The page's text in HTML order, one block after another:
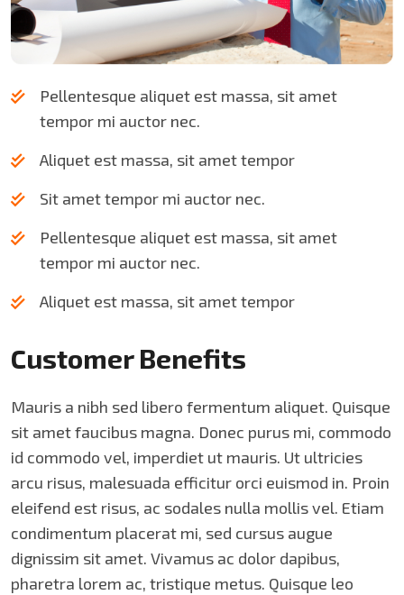
Pellentesque aliquet est massa, sit amet
tempor mi auctor nec.
Aliquet est massa, sit amet tempor
Sit amet tempor mi auctor nec.
Pellentesque aliquet est massa, sit amet
tempor mi auctor nec.
Aliquet est massa, sit amet tempor
Customer Benefits​
Mauris a nibh sed libero fermentum aliquet. Quisque
sit amet faucibus magna. Donec purus mi, commodo
id commodo vel, imperdiet ut mauris. Ut ultricies
arcu risus, malesuada efficitur orci euismod in. Proin
eleifend est risus, ac sodales nulla mollis vel. Etiam
condimentum placerat mi, sed cursus augue
dignissim sit amet. Vivamus ac dolor dapibus,
pharetra lorem ac, tristique metus. Quisque leo